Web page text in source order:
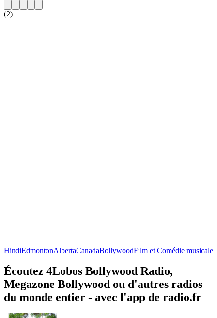
(2)
HindiEdmontonAlbertaCanadaBollywoodFilm et Comédie musicale
Écoutez 4Lobos Bollywood Radio,
Megazone Bollywood ou d'autres radios
du monde entier - avec l'app de radio.fr